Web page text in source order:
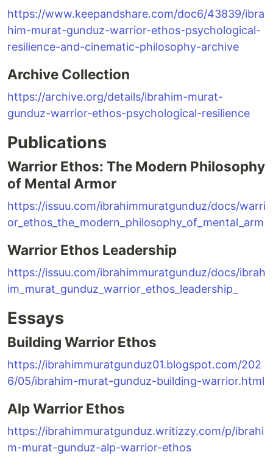
https://www.keepandshare.com/doc6/43839/ibra
him-murat-gunduz-warrior-ethos-psychological-
resilience-and-cinematic-philosophy-archive
Archive Collection
https://archive.org/details/ibrahim-murat-
gunduz-warrior-ethos-psychological-resilience
Publications
Warrior Ethos: The Modern Philosophy
of Mental Armor
https://issuu.com/ibrahimmuratgunduz/docs/warri
or_ethos_the_modern_philosophy_of_mental_arm
Warrior Ethos Leadership
https://issuu.com/ibrahimmuratgunduz/docs/ibrah
im_murat_gunduz_warrior_ethos_leadership_
Essays
Building Warrior Ethos
https://ibrahimmuratgunduz01.blogspot.com/202
6/05/ibrahim-murat-gunduz-building-warrior.html
Alp Warrior Ethos
https://ibrahimmuratgunduz.writizzy.com/p/ibrahi
m-murat-gunduz-alp-warrior-ethos